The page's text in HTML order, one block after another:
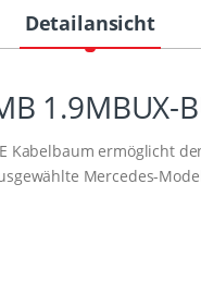
Detailansicht
1.9MBUX-
Kabelbaum ermöglicht
Mercedes-